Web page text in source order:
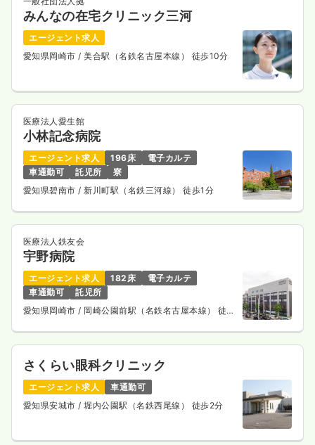
みんなの在宅クリニック三河
エージェント求人
愛知県岡崎市 / 美合駅（名鉄名古屋本線） 徒歩10分
医療法人愛生館
小林記念病院
エージェント求人 196床
電子カルテ
車通勤可
託児所
寮
愛知県碧南市/ 新川町駅（名鉄三河線） 徒歩1分
医療法人鉄友会
宇野病院
エージェント求人 182床
電子カルテ
車通勤可
託児所
愛知県岡崎市/ 岡崎公園前駅（名鉄名古屋本線） 徒歩
さくらい眼科クリニック
エージェント求人
車通勤可
愛知県安城市 / 堀内公園駅（名鉄西尾線） 徒歩2分